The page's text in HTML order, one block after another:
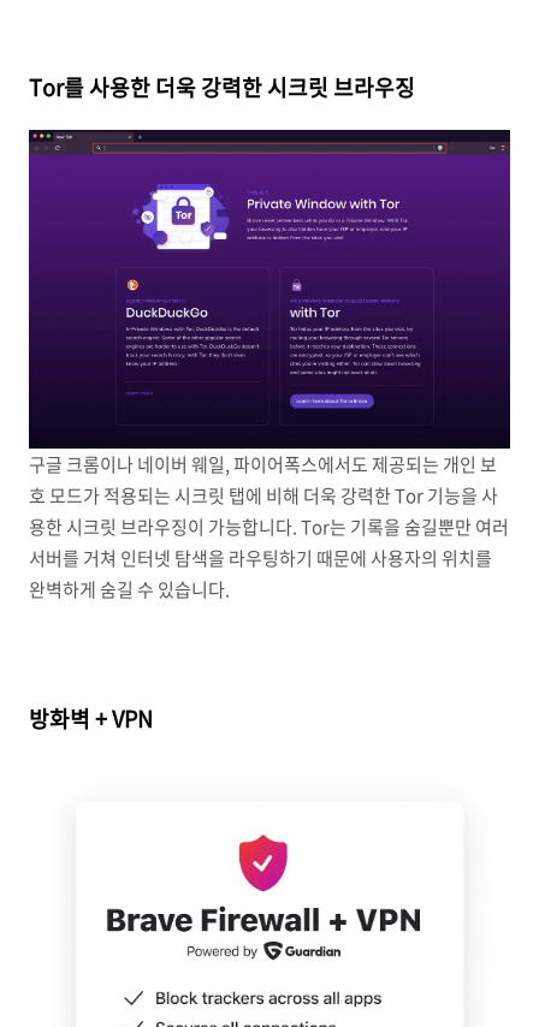
Tor를 사용한 더욱 강력한 시크릿 브라우징
구글 크롬이나 네이버 웨일, 파이어폭스에서도 제공되는 개인 보
호 모드가 적용되는 시크릿 탭에 비해 더욱 강력한 Tor 기능을 사
용한 시크릿 브라우징이 가능합니다. Tor는 기록을 숨길뿐만 여러
서버를 거쳐 인터넷 탐색을 라우팅하기 때문에 사용자의 위치를
완벽하게 숨길 수 있습니다.
방화벽 + VPN